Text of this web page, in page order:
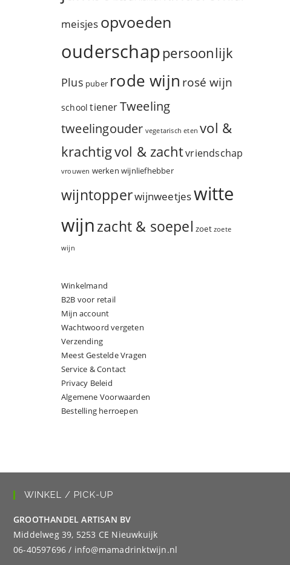
meisjes opvoeden
ouderschappersoonlijk
Plus puber rode wijn rosé wijn
school tienerTweeling
tweelingouder vegetarisch eten vol &
krachtigvol & zachtvriendschap
vrouwen werken wijnliefhebber
wijntopperwijnweetjeswitte
wijnzacht & soepel zoet zoete
wijn
Winkelmand
B2B voor retail
Mijn account
Wachtwoord vergeten
Verzending
Meest Gestelde Vragen
Service & Contact
Privacy Beleid
Algemene Voorwaarden
Bestelling herroepen
WINKEL / PICK-UP
GROOTHANDEL ARTISAN BV
Middelweg 39, 5253 CE Nieuwkuijk
06-40597696 / info@mamadrinktwijn.nl